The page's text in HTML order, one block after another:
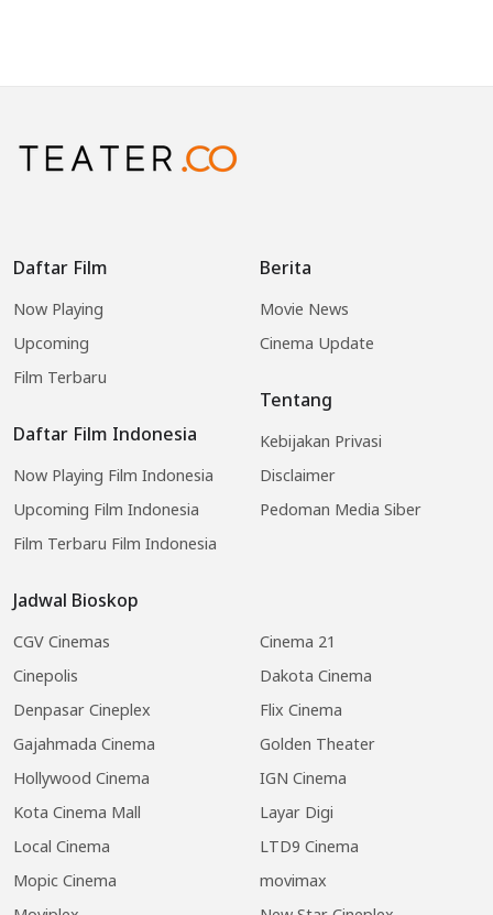
Daftar Film
Now Playing
Upcoming
Film Terbaru
Daftar Film Indonesia
Now Playing Film Indonesia
Upcoming Film Indonesia
Film Terbaru Film Indonesia
Jadwal Bioskop
CGV Cinemas
Cinema 21
Cinepolis
Dakota Cinema
Denpasar Cineplex
Flix Cinema
Gajahmada Cinema
Golden Theater
Hollywood Cinema
IGN Cinema
Kota Cinema Mall
Layar Digi
Local Cinema
LTD9 Cinema
Mopic Cinema
movimax
Berita
Movie News
Cinema Update
Tentang
Kebijakan Privasi
Disclaimer
Pedoman Media Siber